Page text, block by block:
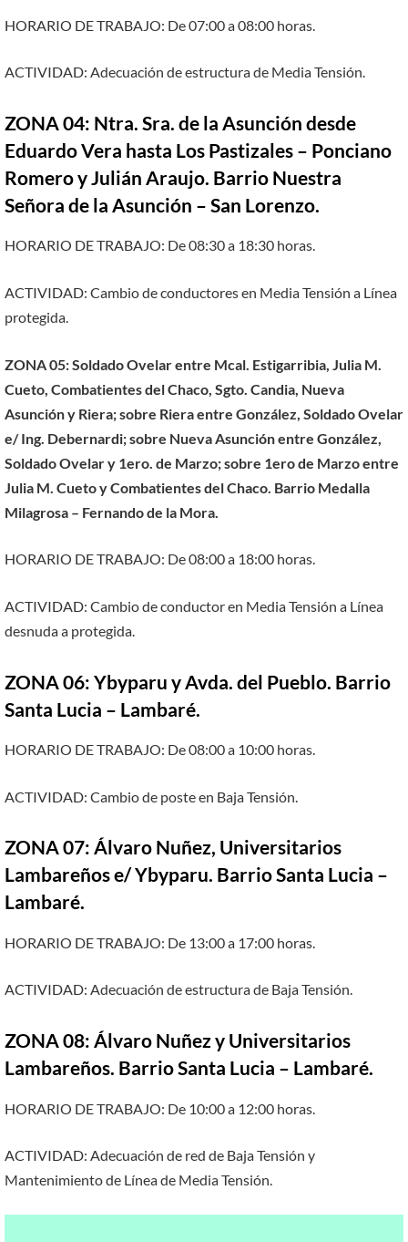
HORARIO DE TRABAJO: De 07:00 a 08:00 horas.
ACTIVIDAD: Adecuación de estructura de Media Tensión.
ZONA 04: Ntra. Sra. de la Asunción desde
Eduardo Vera hasta Los Pastizales – Ponciano
Romero y Julián Araujo. Barrio Nuestra
Señora de la Asunción – San Lorenzo.
HORARIO DE TRABAJO: De 08:30 a 18:30 horas.
ACTIVIDAD: Cambio de conductores en Media Tensión a Línea
protegida.
ZONA 05: Soldado Ovelar entre Mcal. Estigarribia, Julia M.
Cueto, Combatientes del Chaco, Sgto. Candia, Nueva
Asunción y Riera; sobre Riera entre González, Soldado Ovelar
e/ Ing. Debernardi; sobre Nueva Asunción entre González,
Soldado Ovelar y 1ero. de Marzo; sobre 1ero de Marzo entre
Julia M. Cueto y Combatientes del Chaco. Barrio Medalla
Milagrosa – Fernando de la Mora.
HORARIO DE TRABAJO: De 08:00 a 18:00 horas.
ACTIVIDAD: Cambio de conductor en Media Tensión a Línea
desnuda a protegida.
ZONA 06: Ybyparu y Avda. del Pueblo. Barrio
Santa Lucia – Lambaré.
HORARIO DE TRABAJO: De 08:00 a 10:00 horas.
ACTIVIDAD: Cambio de poste en Baja Tensión.
ZONA 07: Álvaro Nuñez, Universitarios
Lambareños e/ Ybyparu. Barrio Santa Lucia –
Lambaré.
HORARIO DE TRABAJO: De 13:00 a 17:00 horas.
ACTIVIDAD: Adecuación de estructura de Baja Tensión.
ZONA 08: Álvaro Nuñez y Universitarios
Lambareños. Barrio Santa Lucia – Lambaré.
HORARIO DE TRABAJO: De 10:00 a 12:00 horas.
ACTIVIDAD: Adecuación de red de Baja Tensión y
Mantenimiento de Línea de Media Tensión.